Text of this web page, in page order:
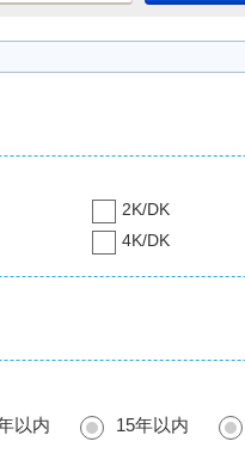
2K/DK
4K/DK
以内 15年以内